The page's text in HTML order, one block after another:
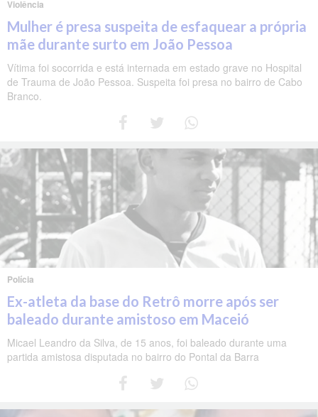
Violência
Mulher é presa suspeita de esfaquear a própria
mãe durante surto em João Pessoa
Vítima foi socorrida e está internada em estado grave no Hospital
de Trauma de João Pessoa. Suspeita foi presa no bairro de Cabo
Branco.
Polícia
Ex-atleta da base do Retrô morre após ser
baleado durante amistoso em Maceió
Micael Leandro da Silva, de 15 anos, foi baleado durante uma
partida amistosa disputada no bairro do Pontal da Barra